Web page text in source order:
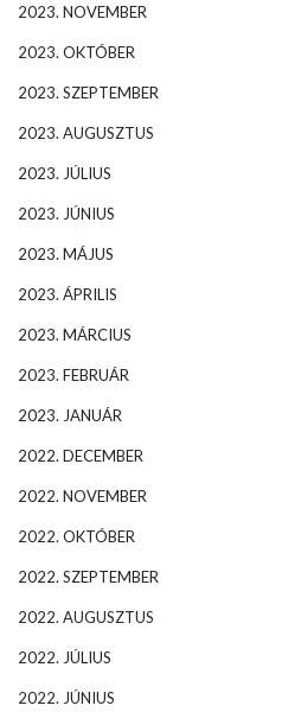
2023. NOVEMBER
2023. OKTÓBER
2023. SZEPTEMBER
2023. AUGUSZTUS
2023. JÚLIUS
2023. JÚNIUS
2023. MÁJUS
2023. ÁPRILIS
2023. MÁRCIUS
2023. FEBRUÁR
2023. JANUÁR
2022. DECEMBER
2022. NOVEMBER
2022. OKTÓBER
2022. SZEPTEMBER
2022. AUGUSZTUS
2022. JÚLIUS
2022. JÚNIUS